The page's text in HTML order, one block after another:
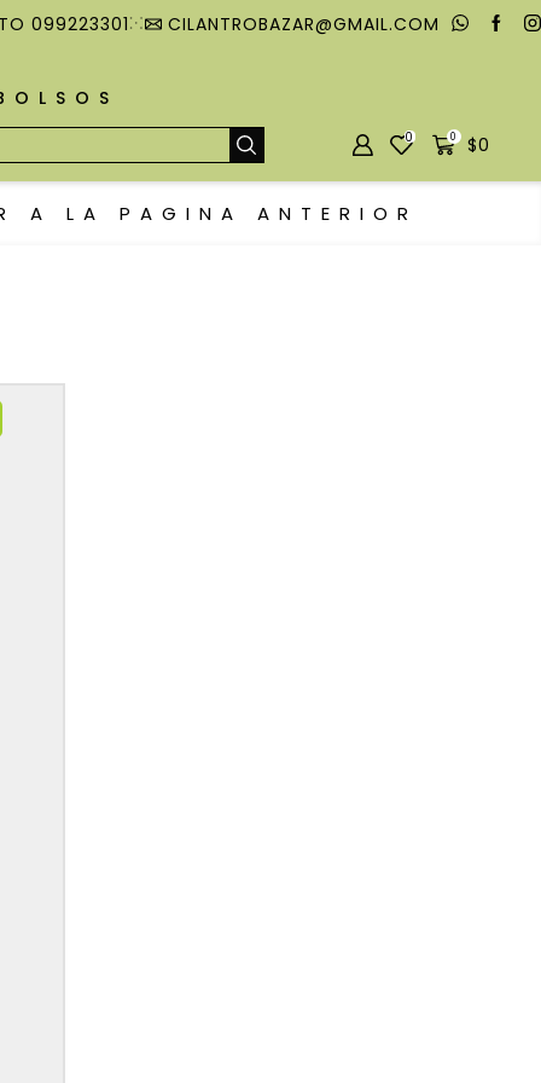
099223301
CILANTROBAZAR@GMAIL.COM
0 0 $0
A LA PAGINA ANTERIOR